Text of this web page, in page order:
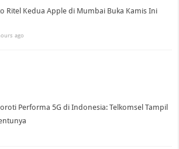
Ritel Kedua Apple di Mumbai Buka Kamis Ini
ago
Performa 5G di Indonesia: Telkomsel Tampil